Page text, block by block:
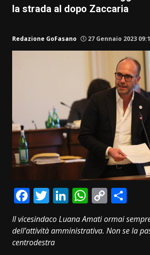
la strada al dopo Zaccaria
Redazione GoFasano 27 Gennaio 2023
Facebook
Twitter
LinkedIn
Copy
Link
Il vicesindaco Luana Amati ormai
dell’attività amministrativa. Non se la
centrodestra